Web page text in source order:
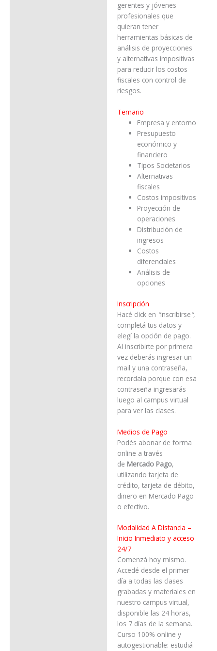
gerentes y jóvenes
profesionales que
quieran tener
herramientas básicas de
análisis de proyecciones
y alternativas impositivas
para reducir los costos
fiscales con control de
riesgos.
Temario
Empresa y entorno
Presupuesto
económico y
financiero
Tipos Societarios
Alternativas
fiscales
Costos impositivos
Proyección de
operaciones
Distribución de
ingresos
Costos
diferenciales
Análisis de
opciones
Inscripción
Hacé click en “Inscribirse“,
completá tus datos y
elegí la opción de pago.
Al inscribirte por primera
vez deberás ingresar un
mail y una contraseña,
recordala porque con esa
contraseña ingresarás
luego al campus virtual
para ver las clases.
Medios de Pago
Podés abonar de forma
online a través
de Mercado Pago,
utilizando tarjeta de
crédito, tarjeta de débito,
dinero en Mercado Pago
o efectivo.
Modalidad A Distancia –
Inicio Inmediato y acceso
24/7
Comenzá hoy mismo.
Accedé desde el primer
día a todas las clases
grabadas y materiales en
nuestro campus virtual,
disponible las 24 horas,
los 7 días de la semana.
Curso 100% online y
autogestionable: estudiá